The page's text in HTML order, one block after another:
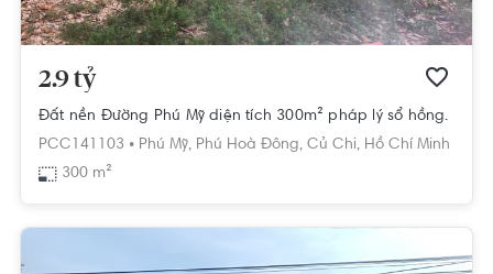
2.9 tỷ
Đất nền Đường Phú Mỹ diện tích 300m² pháp lý sổ hồng.
PCC141103 • Phú Mỹ, Phú Hoà Đông, Củ Chi, Hồ Chí Minh
300 m²